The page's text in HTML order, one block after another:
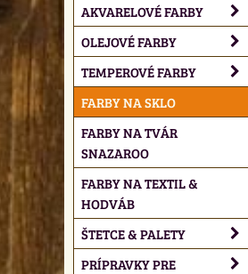
AKVARELOVÉ FARBY
OLEJOVÉ FARBY
TEMPEROVÉ FARBY
FARBY NA SKLO
FARBY NA TVÁR
SNAZAROO
FARBY NA TEXTIL &
HODVÁB
ŠTETCE & PALETY
PRÍPRAVKY PRE